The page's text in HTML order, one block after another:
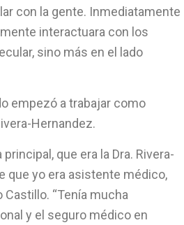
con la gente. Inmediatamente
interactuara con los
sino más en el lado
empezó a trabajar como
Hernandez.
que era la Dra. Rivera-
que yo era asistente médico,
“Tenía mucha
y el seguro médico en